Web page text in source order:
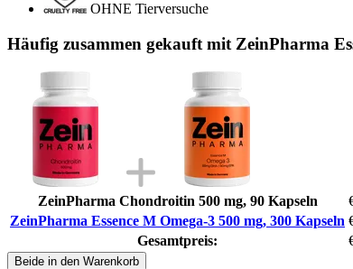
OHNE Tierversuche
Häufig zusammen gekauft mit ZeinPharma
ZeinPharma Chondroitin 500 mg, 90 Kapseln
ZeinPharma Essence M Omega-3 500 mg, 300 Kapseln
Gesamtpreis:
Beide in den Warenkorb